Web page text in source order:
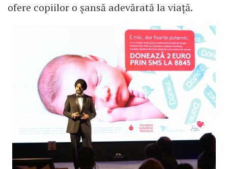
ofere copiilor o șansă adevărată la viață.